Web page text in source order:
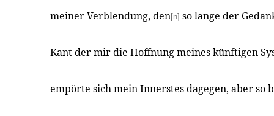
meiner Verblendung, den[n] so lange der
Kant der mir die Hoffnung meines künftigen
empörte sich mein Innerstes dagegen, aber so